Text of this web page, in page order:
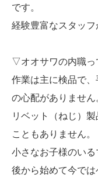
です。
経験豊富なスタッフ
▽オオサワの内職
作業は主に検品で
の心配がありません。
リベット（ねじ）
こともありません。
小さなお子様のい
後から始めて今で